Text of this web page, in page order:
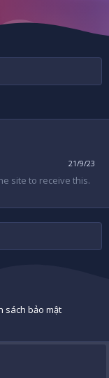
21/9/23
site to receive this.
sách bảo mật